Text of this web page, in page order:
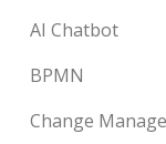
AI Chatbot
BPMN
Change